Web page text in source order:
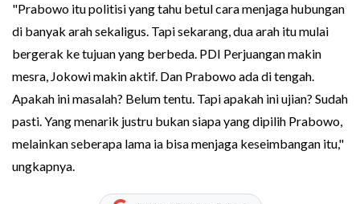
"Prabowo itu politisi yang tahu betul cara menjaga hubungan
di banyak arah sekaligus. Tapi sekarang, dua arah itu mulai
bergerak ke tujuan yang berbeda. PDI Perjuangan makin
mesra, Jokowi makin aktif. Dan Prabowo ada di tengah.
Apakah ini masalah? Belum tentu. Tapi apakah ini ujian? Sudah
pasti. Yang menarik justru bukan siapa yang dipilih Prabowo,
melainkan seberapa lama ia bisa menjaga keseimbangan itu,"
ungkapnya.